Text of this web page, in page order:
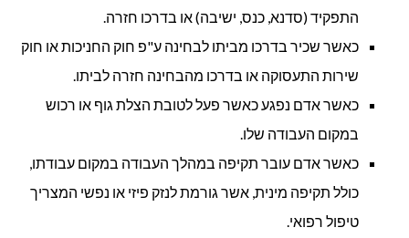
התפקיד (סדנא, כנס, ישיבה) או בדרכו חזרה.
כאשר שכיר בדרכו מביתו לבחינה ע"פ חוק החניכות או חוק
שירות התעסוקה או בדרכו מהבחינה חזרה לביתו.
כאשר אדם נפגע כאשר פעל לטובת הצלת גוף או רכוש
במקום העבודה שלו.
כאשר אדם עובר תקיפה במהלך העבודה במקום עבודתו,
כולל תקיפה מינית, אשר גורמת לנזק פיזי או נפשי המצריך
טיפול רפואי.